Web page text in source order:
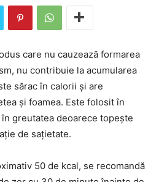
care nu cauzează formarea
nu contribuie la acumularea
sărac în calorii și are
și foamea. Este folosit în
greutatea deoarece topește
de sațietate.
50 de kcal, se recomandă